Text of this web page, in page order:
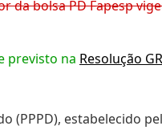
bolsa PD Fapesp
previsto na Resolução
(PPPD), estabelecido